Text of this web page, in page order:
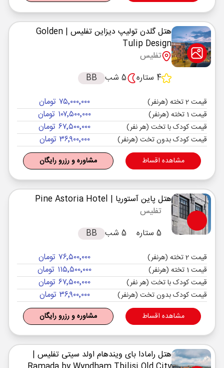
هتل گلدن تولیپ دیزاین تفلیس | Golden
Tulip Design
تفلیس
4 ستاره
5 شب BB
قیمت 2 تخته (هرنفر) ۷۵٬۰۰۰٬۰۰۰ تومان
قیمت 1 تخته (هرنفر) ۱۰۷٬۵۰۰٬۰۰۰ تومان
قیمت کودک با تخت (هر نفر) ۶۷٬۵۰۰٬۰۰۰ تومان
قیمت کودک بدون تخت (هرنفر) ۳۶٬۹۰۰٬۰۰۰ تومان
مشاهده اقساط مشاوره و رزرو رایگان
هتل پاین آستوریا | Pine Astoria Hotel
تفلیس
5 ستاره
5 شب BB
قیمت 2 تخته (هرنفر) ۷۶٬۵۰۰٬۰۰۰ تومان
قیمت 1 تخته (هرنفر) ۱۱۵٬۵۰۰٬۰۰۰ تومان
قیمت کودک با تخت (هر نفر) ۶۷٬۵۰۰٬۰۰۰ تومان
قیمت کودک بدون تخت (هرنفر) ۳۶٬۹۰۰٬۰۰۰ تومان
مشاهده اقساط مشاوره و رزرو رایگان
هتل رامادا بای ویندهام اولد سیتی تفلیس |